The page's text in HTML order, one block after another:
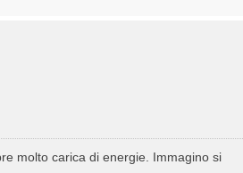
molto carica di energie. Immagino si